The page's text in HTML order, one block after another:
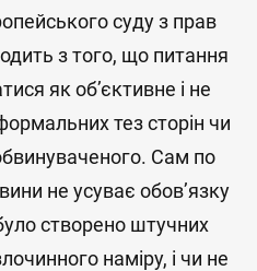
суду з прав
з того, що питання
як об’єктивне і не
тез сторін чи
Сам по
не усуває обов’язку
створено штучних
наміру, і чи не